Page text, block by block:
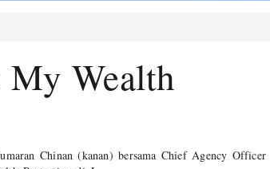
Wealth
Chinan (kanan) bersama Chief Agency Officer